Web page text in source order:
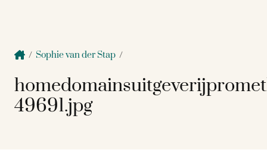
/ Sophie van der Stap /
49691.jpg